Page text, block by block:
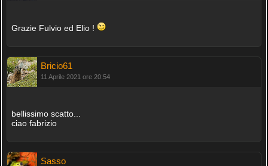
Grazie Fulvio ed Elio !
Bricio61
11 Aprile 2021 ore 20:54
bellissimo scatto...
ciao fabrizio
Sasso